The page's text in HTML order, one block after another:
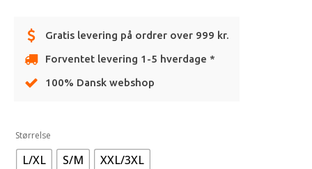
Gratis levering på ordrer over 999 kr.
Forventet levering 1-5 hverdage *
100% Dansk webshop
Størrelse
L/XL S/M XXL/3XL
Alternative: